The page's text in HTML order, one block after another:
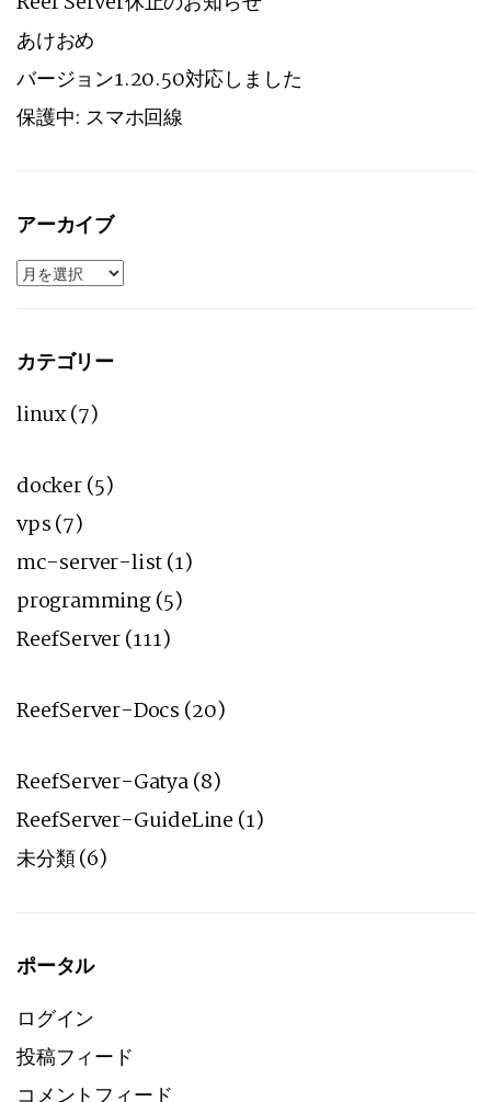
あけおめ
バージョン1.20.50対応しました
保護中: スマホ回線
アーカイブ
ア
ー
ブ
カテゴリー
linux(7)
docker(5)
vps(7)
mc-server-list(1)
programming(5)
ReefServer(111)
ReefServer-Docs (20)
ReefServer-Gatya(8)
ReefServer-GuideLine (1)
未分類(6)
ポータル
ログイン
投稿フィード